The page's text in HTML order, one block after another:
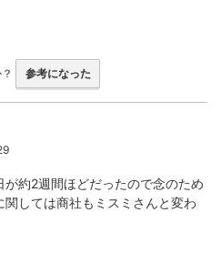
参考になった
4
約2週間ほどだったので念のため
しては商社もミスミさんと変わ